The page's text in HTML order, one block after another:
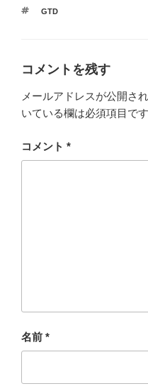
ゴ
タ
GTD
コメントを残す
メールアドレスが公開さ
いている欄は必須項目です
コメント *
名前 *